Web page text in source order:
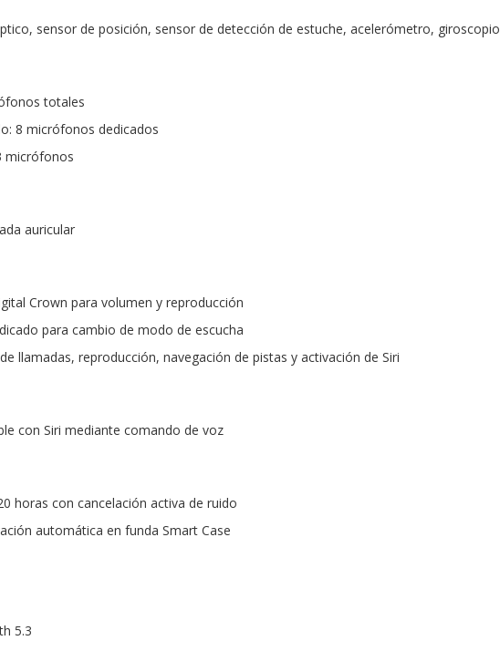
sensor de posición, sensor de detección de estuche, acelerómetro, giroscopio
totales
8 micrófonos dedicados
micrófonos
auricular
Crown para volumen y reproducción
para cambio de modo de escucha
llamadas, reproducción, navegación de pistas y activación de Siri
con Siri mediante comando de voz
horas con cancelación activa de ruido
automática en funda Smart Case
5.3